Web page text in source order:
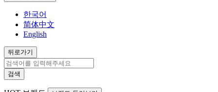
한국어
简体中文
English
뒤로가기
검색